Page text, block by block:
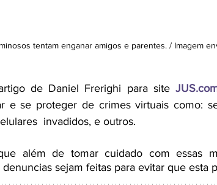
tentam enganar amigos e parentes. / Imagem
de Daniel Frerighi para site
e se proteger de crimes virtuais como:
invadidos, e outros.
além de tomar cuidado com essas
sejam feitas para evitar que esta